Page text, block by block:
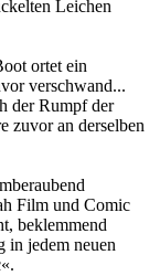
Leichen
ortet ein
verschwand...
der Rumpf der
zuvor an derselben
Film und Comic
beklemmend
in jedem neuen